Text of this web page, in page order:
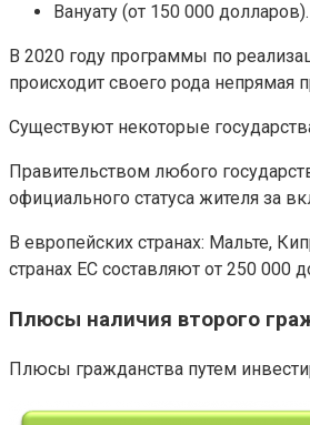
Вануату (от 150 000 долларов).
В 2020 году программы по
происходит своего рода непрямая
Существуют некоторые
Правительством любого
официального статуса жителя за
В европейских странах: Мальте,
странах ЕС составляют от 250 000
Плюсы наличия второго
Плюсы гражданства путем